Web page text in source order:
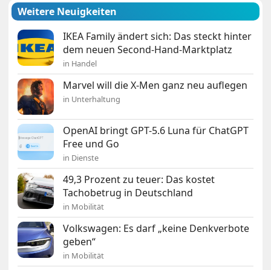
Weitere Neuigkeiten
IKEA Family ändert sich: Das steckt hinter
dem neuen Second-Hand-Marktplatz
in Handel
Marvel will die X-Men ganz neu auflegen
in Unterhaltung
OpenAI bringt GPT-5.6 Luna für ChatGPT
Free und Go
in Dienste
49,3 Prozent zu teuer: Das kostet
Tachobetrug in Deutschland
in Mobilität
Volkswagen: Es darf „keine Denkverbote
geben“
in Mobilität